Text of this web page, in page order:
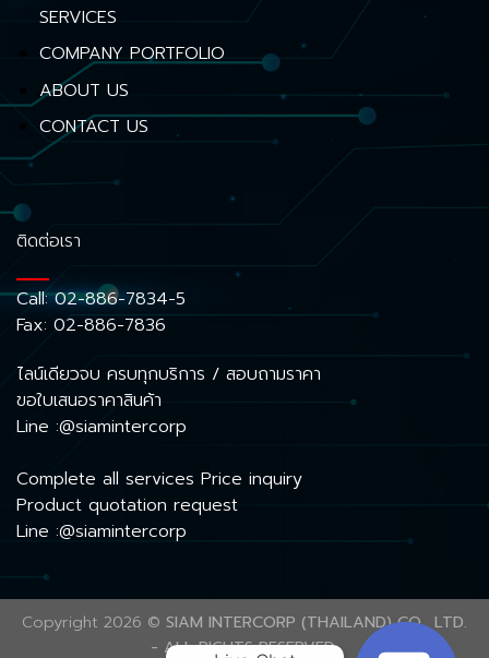
SERVICES
COMPANY PORTFOLIO
ABOUT US
CONTACT US
ติดต่อเรา
Call:02-886-7834-5
Fax: 02-886-7836
ไลน์เดียวจบ ครบทุกบริการ / สอบถามราคา
ขอใบเสนอราคาสินค้า
Line :@siamintercorp
Complete all services Price inquiry
Product quotation request
Line :@siamintercorp
Copyright 2026 © SIAM INTERCORP (THAILAND) CO., LTD.
- ALL RIGHTS RESERVED.